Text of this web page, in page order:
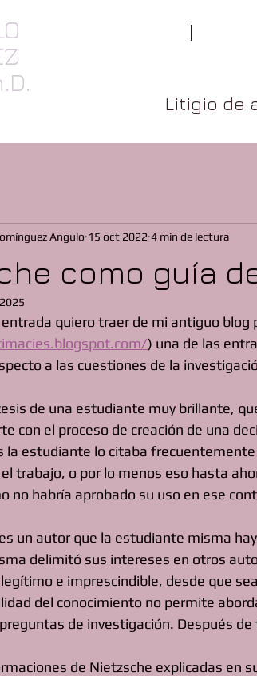
Litigio de
como guía
Angulo 15 oct 2022 4 min de lectura
quiero traer de mi antiguo blog
) una de las
a las cuestiones de la
de una estudiante muy brillante,
con el proceso de creación de una
la estudiante lo citaba
trabajo, o por lo menos eso hasta
no habría aprobado su uso en ese
un autor que la estudiante misma
delimitó sus intereses en otros
e imprescindible, desde que
del conocimiento no permite
de investigación. Después
de Nietzsche explicadas en